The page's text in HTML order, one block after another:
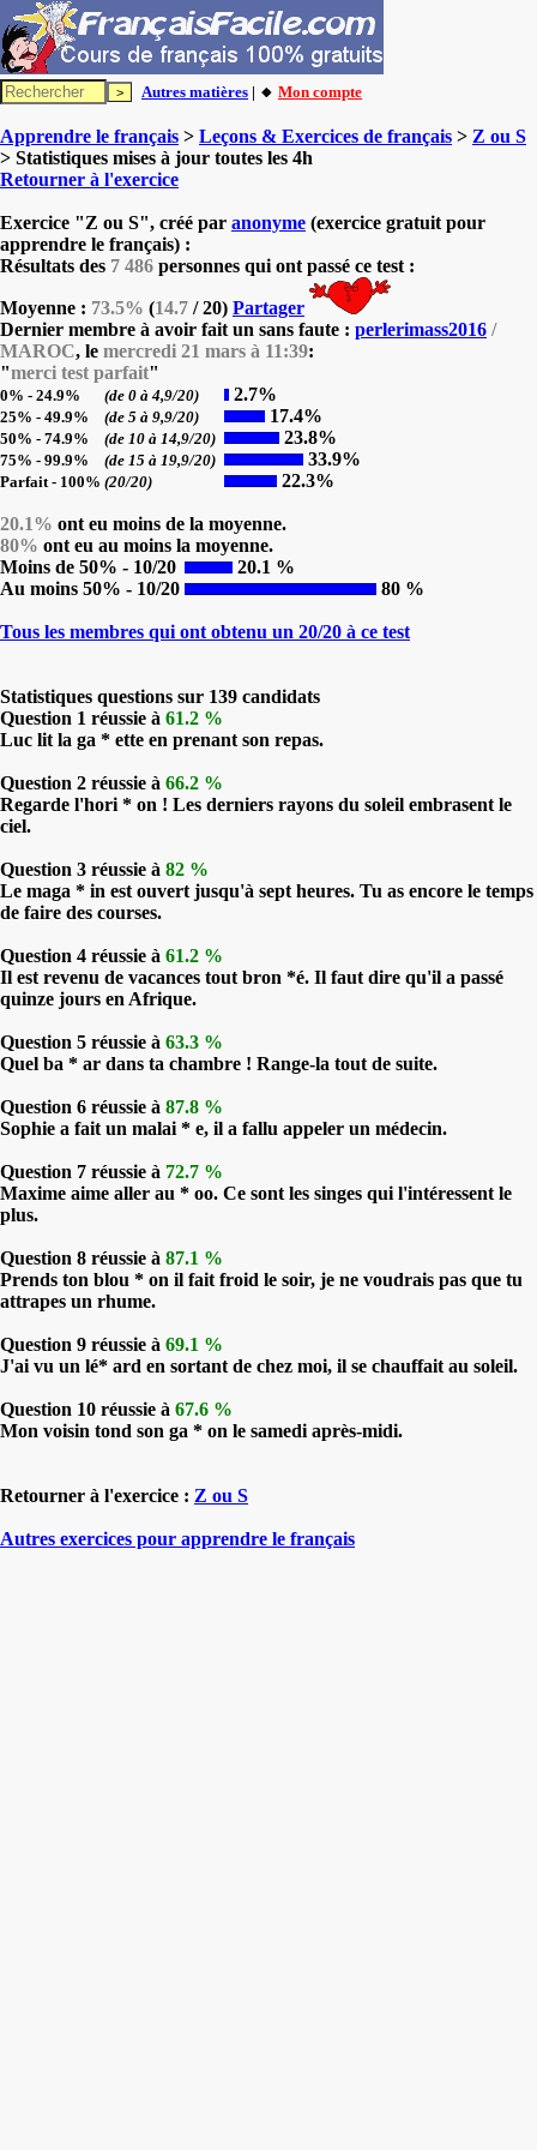
Autres matières | 🔸 Mon compte
Apprendre le français > Leçons & Exercices de français > Z ou S
> Statistiques mises à jour toutes les 4h
Retourner à l'exercice
Exercice "Z ou S", créé par anonyme (exercice gratuit pour
apprendre le français) :
Résultats des 7 486 personnes qui ont passé ce test :
Moyenne : 73.5% (14.7 / 20) Partager
Dernier membre à avoir fait un sans faute : perlerimass2016 /
MAROC, le mercredi 21 mars à 11:39:
"merci test parfait"
0% - 24.9% (de 0 à 4,9/20) 2.7%
25% - 49.9% (de 5 à 9,9/20) 17.4%
50% - 74.9% (de 10 à 14,9/20) 23.8%
75% - 99.9% (de 15 à 19,9/20) 33.9%
Parfait - 100% (20/20) 22.3%
20.1% ont eu moins de la moyenne.
80% ont eu au moins la moyenne.
Moins de 50% - 10/20
20.1 %
Au moins 50% - 10/20
80 %
Tous les membres qui ont obtenu un 20/20 à ce test
Statistiques questions sur 139 candidats
Question 1 réussie à 61.2 %
Luc lit la ga * ette en prenant son repas.
Question 2 réussie à 66.2 %
Regarde l'hori * on ! Les derniers rayons du soleil embrasent le
ciel.
Question 3 réussie à 82 %
Le maga * in est ouvert jusqu'à sept heures. Tu as encore le temps
de faire des courses.
Question 4 réussie à 61.2 %
Il est revenu de vacances tout bron *é. Il faut dire qu'il a passé
quinze jours en Afrique.
Question 5 réussie à 63.3 %
Quel ba * ar dans ta chambre ! Range-la tout de suite.
Question 6 réussie à 87.8 %
Sophie a fait un malai * e, il a fallu appeler un médecin.
Question 7 réussie à 72.7 %
Maxime aime aller au * oo. Ce sont les singes qui l'intéressent le
plus.
Question 8 réussie à 87.1 %
Prends ton blou * on il fait froid le soir, je ne voudrais pas que tu
attrapes un rhume.
Question 9 réussie à 69.1 %
J'ai vu un lé* ard en sortant de chez moi, il se chauffait au soleil.
Question 10 réussie à 67.6 %
Mon voisin tond son ga * on le samedi après-midi.
Retourner à l'exercice : Z ou S
Autres exercices pour apprendre le français